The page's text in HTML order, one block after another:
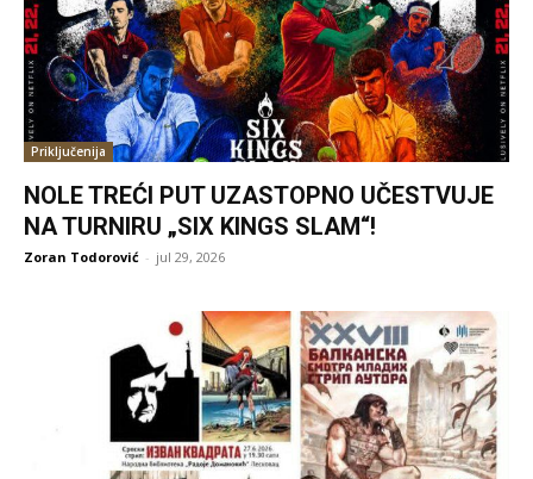
Priključenija
NOLE TREĆI PUT UZASTOPNO UČESTVUJE
NA TURNIRU „SIX KINGS SLAM“!
Zoran Todorović - jul 29, 2026